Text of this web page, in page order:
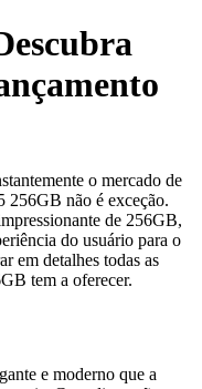
o mercado de
256GB não é exceção.
de 256GB,
do usuário para o
em detalhes todas as
tem a oferecer.
e moderno que a